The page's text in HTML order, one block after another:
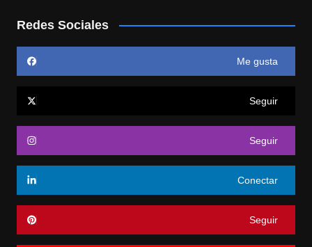
Redes Sociales
Me gusta
Seguir
Seguir
Conectar
Seguir